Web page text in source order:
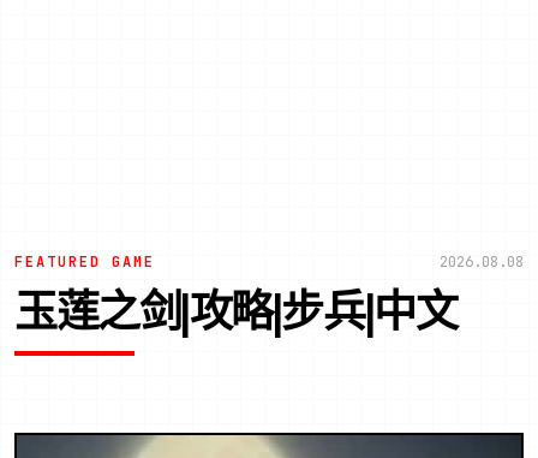
FEATURED GAME 2026.08.08
玉莲之剑|攻略|步兵|中文